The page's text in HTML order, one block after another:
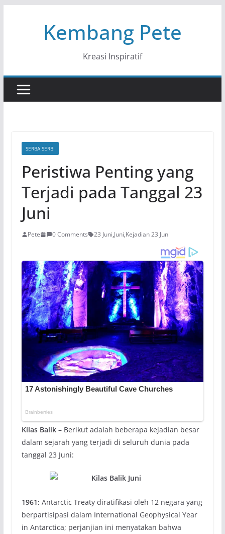
Kembang Pete
Kreasi Inspiratif
SERBA SERBI
Peristiwa Penting yang
Terjadi pada Tanggal 23
Juni
Pete 0 Comments 23 Juni,Juni,Kejadian 23 Juni
Kilas Balik –Berikut adalah beberapa kejadian besar
dalam sejarah yang terjadi di seluruh dunia pada
tanggal 23 Juni:
1961: Antarctic Treaty diratifikasi oleh 12 negara yang
berpartisipasi dalam International Geophysical Year
in Antarctica; perjanjian ini menyatakan bahwa